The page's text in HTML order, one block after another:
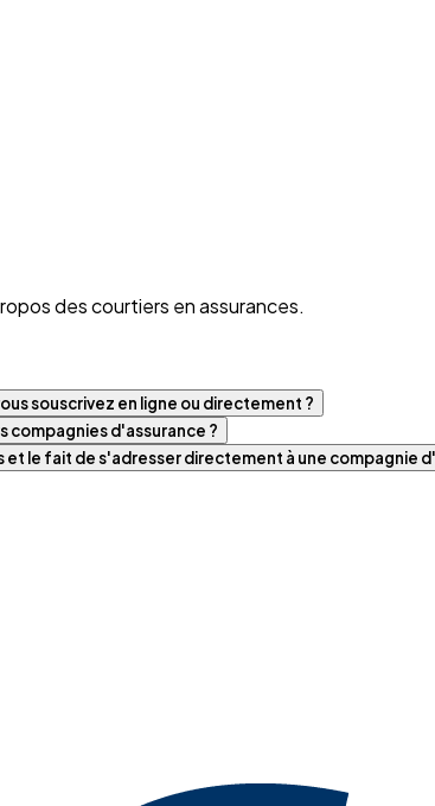
des courtiers en assurances.
souscrivez en ligne ou directement ?
compagnies d'assurance ?
le fait de s'adresser directement à une compagnie